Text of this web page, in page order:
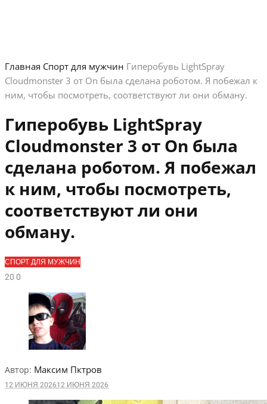
Главная Спорт для мужчин Гиперобувь LightSpray
Cloudmonster 3 от On была сделана роботом. Я побежал к
ним, чтобы посмотреть, соответствуют ли они обману.
Гиперобувь LightSpray
Cloudmonster 3 от On была
сделана роботом. Я побежал
к ним, чтобы посмотреть,
соответствуют ли они
обману.
СПОРТ ДЛЯ МУЖЧИН
200
Автор: Максим Пктров
12 ИЮНЯ 202612 ИЮНЯ 2026